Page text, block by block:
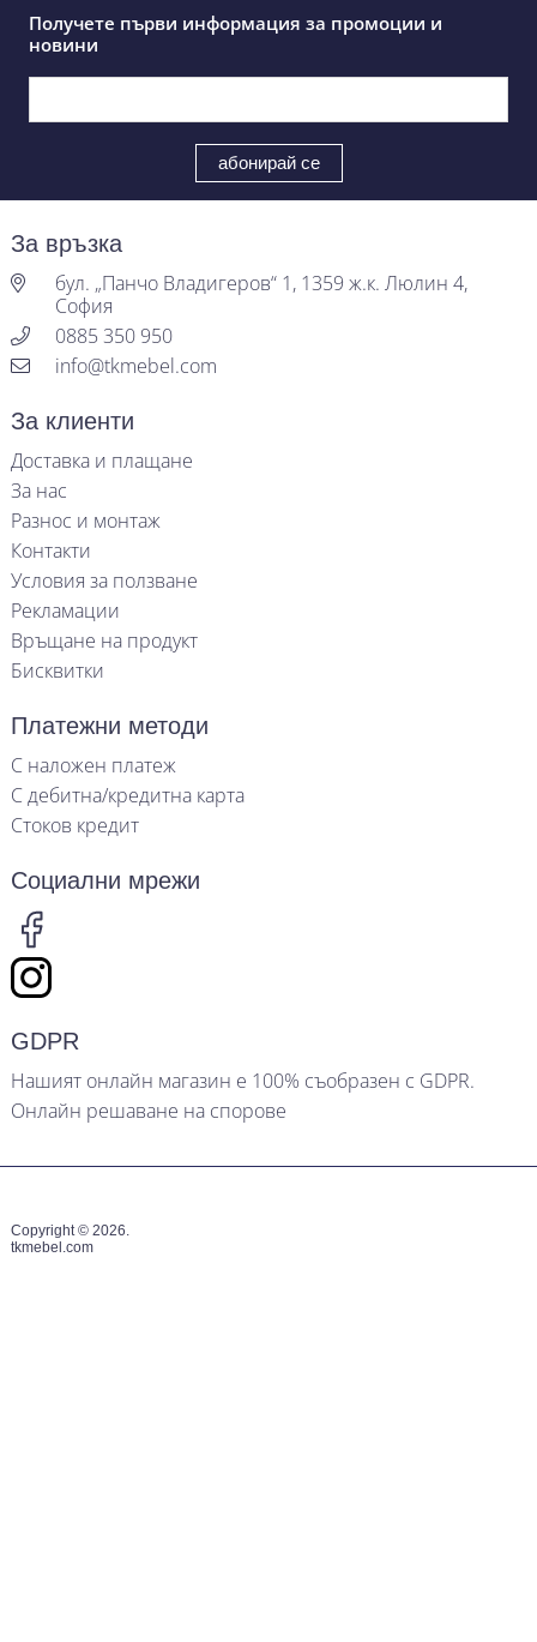
Получете първи информация за промоции и
новини
За връзка
бул. „Панчо Владигеров“ 1, 1359 ж.к. Люлин 4,
София
0885 350 950
info@tkmebel.com
За клиенти
Доставка и плащане
За нас
Разнос и монтаж
Контакти
Условия за ползване
Рекламации
Връщане на продукт
Бисквитки
Платежни методи
С наложен платеж
С дебитна/кредитна карта
Стоков кредит
Социални мрежи
GDPR
Нашият онлайн магазин е 100% съобразен с GDPR.
Онлайн решаване на спорове
Copyright © 2026.
tkmebel.com